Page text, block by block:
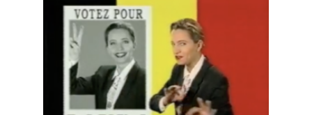
Démo voix commentaires